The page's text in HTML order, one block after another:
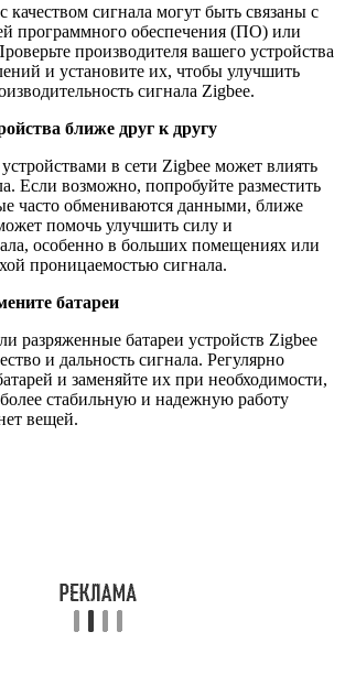
сигнала могут быть связаны с
программного обеспечения (ПО) или
производителя вашего устройства
и установите их, чтобы улучшить
сигнала Zigbee.
ближе друг к другу
в сети Zigbee может влиять
Если возможно, попробуйте разместить
часто обмениваются данными, ближе
помочь улучшить силу и
особенно в больших помещениях или
проницаемостью сигнала.
батареи
разряженные батареи устройств Zigbee
и дальность сигнала. Регулярно
и заменяйте их при необходимости,
стабильную и надежную работу
вещей.